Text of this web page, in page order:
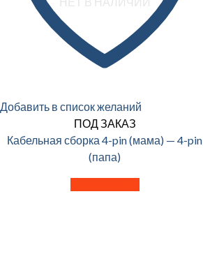
Добавить в список желаний
ПОД ЗАКАЗ
Кабельная сборка 4-pin (мама) — 4-pin
(папа)